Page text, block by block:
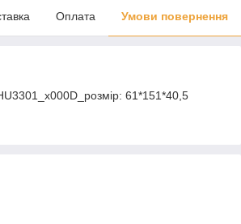
Оплата Умови повернення
61*151*40,5